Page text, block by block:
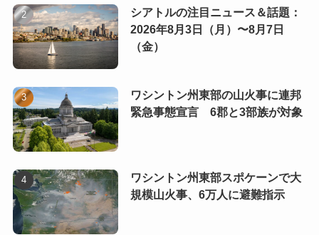
シアトルの注目ニュース＆話題：
2026年8月3日（月）〜8月7日
（金）
ワシントン州東部の山火事に連邦
緊急事態宣言 6郡と3部族が対象
ワシントン州東部スポケーンで大
規模山火事、6万人に避難指示